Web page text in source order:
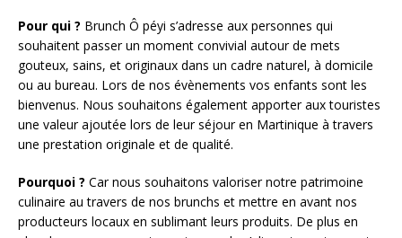
Pour qui ? Brunch Ô péyi s’adresse aux personnes qui
souhaitent passer un moment convivial autour de mets
gouteux, sains, et originaux dans un cadre naturel, à domicile
ou au bureau. Lors de nos évènements vos enfants sont les
bienvenus. Nous souhaitons également apporter aux touristes
une valeur ajoutée lors de leur séjour en Martinique à travers
une prestation originale et de qualité.
Pourquoi ? Car nous souhaitons valoriser notre patrimoine
culinaire au travers de nos brunchs et mettre en avant nos
producteurs locaux en sublimant leurs produits. De plus en